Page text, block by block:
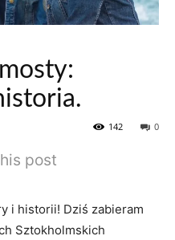
0
142
post
i historii! Dziś zabieram
Sztokholmskich